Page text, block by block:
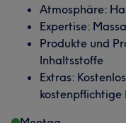
Atmosphäre:
Expertise:
Produkte und
Inhaltsstoffe
Extras: